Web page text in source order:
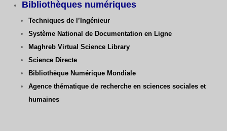
Bibliothèques numériques
Techniques de l’Ingénieur
Système National de Documentation en Ligne
Maghreb Virtual Science Library
Science Directe
Bibliothèque Numérique Mondiale
Agence thématique de recherche en sciences sociales et
humaines